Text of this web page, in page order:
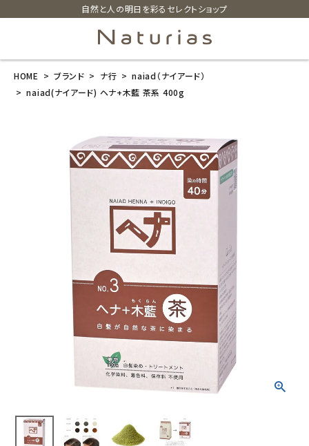
自然と人の明日を彩るセレクトショップ
search
カテゴリーから探す
美容・コスメ・香水
HOME ブランド ナ行
naiad（ナイアード）
naiad(ナイアード) ヘナ+木藍 茶系 400g